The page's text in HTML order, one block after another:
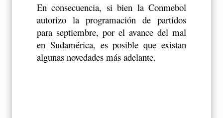
En consecuencia, si bien la Conmebol
autorizo la programación de partidos
para septiembre, por el avance del mal
en Sudamérica, es posible que existan
algunas novedades más adelante.